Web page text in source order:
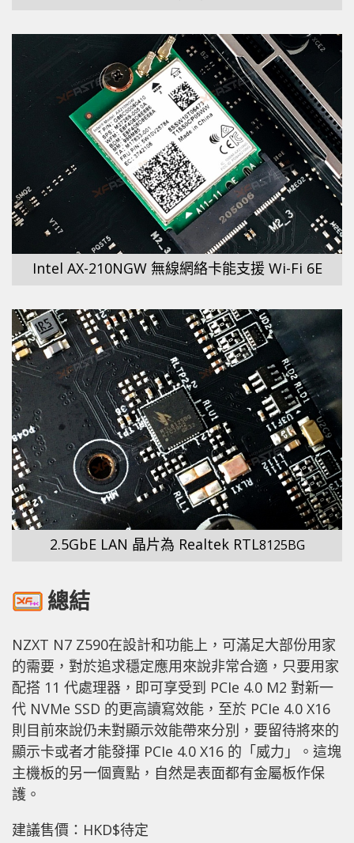
Intel AX-210NGW 無線網絡卡能支援 Wi-Fi 6E
2.5GbE LAN 晶片為 Realtek RTL8125BG
總結
NZXT N7 Z590在設計和功能上，可滿足大部份用家
的需要，對於追求穩定應用來說非常合適，只要用家
配搭 11 代處理器，即可享受到 PCIe 4.0 M2 對新一
代 NVMe SSD 的更高讀寫效能，至於 PCIe 4.0 X16
則目前來說仍未對顯示效能帶來分別，要留待將來的
顯示卡或者才能發揮 PCIe 4.0 X16 的「威力」。這塊
主機板的另一個賣點，自然是表面都有金屬板作保
護。
建議售價：HKD$待定